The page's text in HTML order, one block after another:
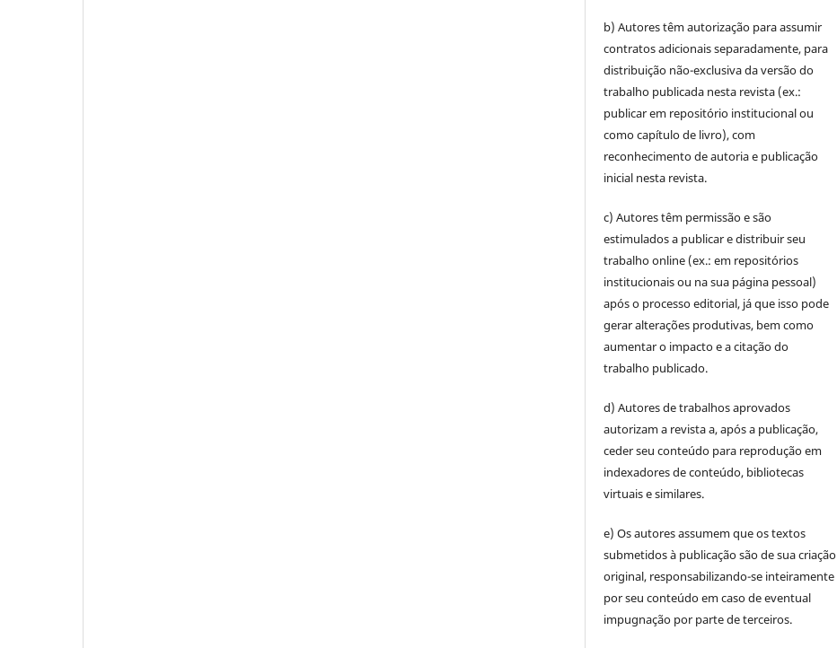
b) Autores têm autorização para assumir
contratos adicionais separadamente, para
distribuição não-exclusiva da versão do
trabalho publicada nesta revista (ex.:
publicar em repositório institucional ou
como capítulo de livro), com
reconhecimento de autoria e publicação
inicial nesta revista.
c) Autores têm permissão e são
estimulados a publicar e distribuir seu
trabalho online (ex.: em repositórios
institucionais ou na sua página pessoal)
após o processo editorial, já que isso pode
gerar alterações produtivas, bem como
aumentar o impacto e a citação do
trabalho publicado.
d) Autores de trabalhos aprovados
autorizam a revista a, após a publicação,
ceder seu conteúdo para reprodução em
indexadores de conteúdo, bibliotecas
virtuais e similares.
e) Os autores assumem que os textos
submetidos à publicação são de sua criação
original, responsabilizando-se inteiramente
por seu conteúdo em caso de eventual
impugnação por parte de terceiros.